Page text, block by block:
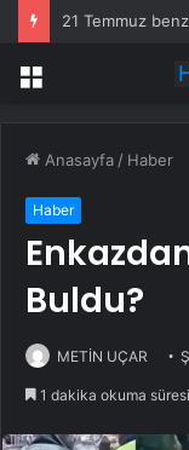
Menü
Anasayfa / Haber
Haber
Buldu?
METİN UÇAR
1 dakika okuma süresi